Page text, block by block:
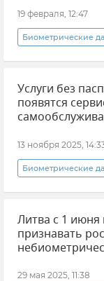
19 февраля, 12:47
Биометрические
Владимир
Закон и право
Услуги без
появятся
13 ноября 2025,
Биометрические
Россия
Литва с 1
признавать
29 мая 2025, 11:38